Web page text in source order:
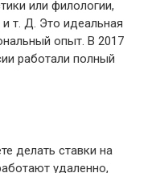
или филологии,
т. Д. Это идеальная
опыт. В 2017
работали полный
делать ставки на
удаленно,